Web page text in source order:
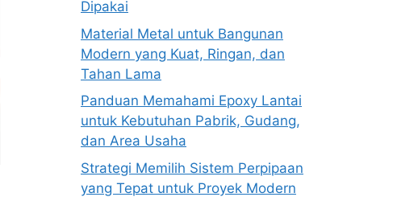
Dipakai
Material Metal untuk Bangunan
Modern yang Kuat, Ringan, dan
Tahan Lama
Panduan Memahami Epoxy Lantai
untuk Kebutuhan Pabrik, Gudang,
dan Area Usaha
Strategi Memilih Sistem Perpipaan
yang Tepat untuk Proyek Modern